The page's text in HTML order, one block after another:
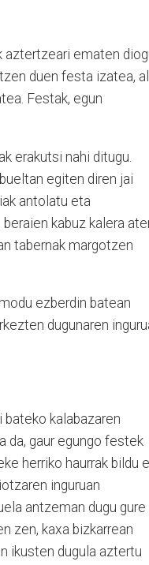
aztertzeari ematen
duen festa izatea,
Festak, egun
erakutsi nahi ditugu.
egiten diren jai
antolatu eta
kabuz kalera
tabernak margotzen
ezberdin batean
dugunaren
bateko kalabazaren
da, gaur egungo festek
herriko haurrak bildu
inguruan
antzeman dugu gure
zen, kaxa bizkarrean
ikusten dugula aztertu